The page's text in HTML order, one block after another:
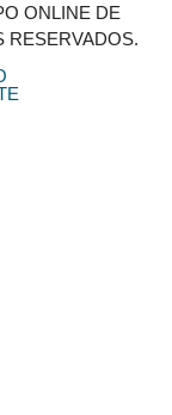
ONLINE DE
RESERVADOS.